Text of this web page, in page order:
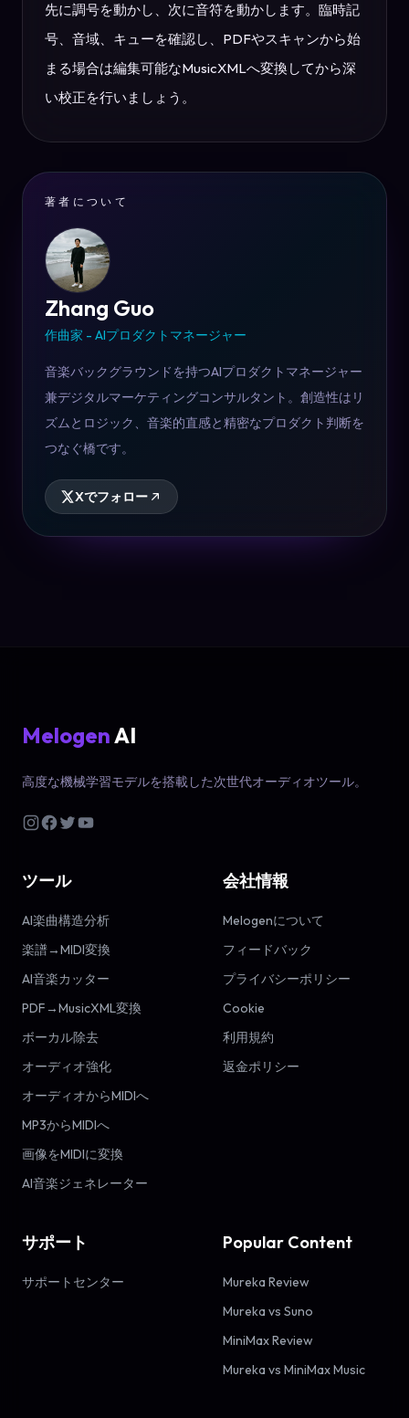
先に調号を動かし、次に音符を動かします。臨時記
号、音域、キューを確認し、PDFやスキャンから始
まる場合は編集可能なMusicXMLへ変換してから深
い校正を行いましょう。
著者について
Zhang Guo
作曲家 - AIプロダクトマネージャー
音楽バックグラウンドを持つAIプロダクトマネージャー
兼デジタルマーケティングコンサルタント。創造性はリ
ズムとロジック、音楽的直感と精密なプロダクト判断を
つなぐ橋です。
Xでフォロー
MelogenAI
高度な機械学習モデルを搭載した次世代オーディオツール。
ツール
AI楽曲構造分析
楽譜→MIDI変換
AI音楽カッター
PDF→MusicXML変換
ボーカル除去
オーディオ強化
オーディオからMIDIへ
MP3からMIDIへ
画像をMIDIに変換
AI音楽ジェネレーター
会社情報
Melogenについて
フィードバック
プライバシーポリシー
Cookie
利用規約
返金ポリシー
サポート
サポートセンター
Popular Content
Mureka Review
Mureka vs Suno
MiniMax Review
Mureka vs MiniMax Music